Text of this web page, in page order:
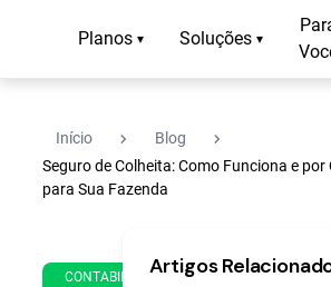
Planos ▾ Soluções ▾
Início navigate_next Blog navigate_next
Seguro de Colheita: Como Funciona e por
para Sua Fazenda
CONTABILIDADE
de
min
Artigos